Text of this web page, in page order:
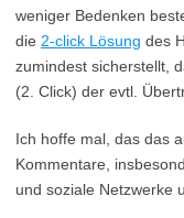
weniger Bedenken
die 2-click Lösung des
zumindest sicherstellt,
(2. Click) der evtl.
Ich hoffe mal, das das
Kommentare,
und soziale Netzwerke